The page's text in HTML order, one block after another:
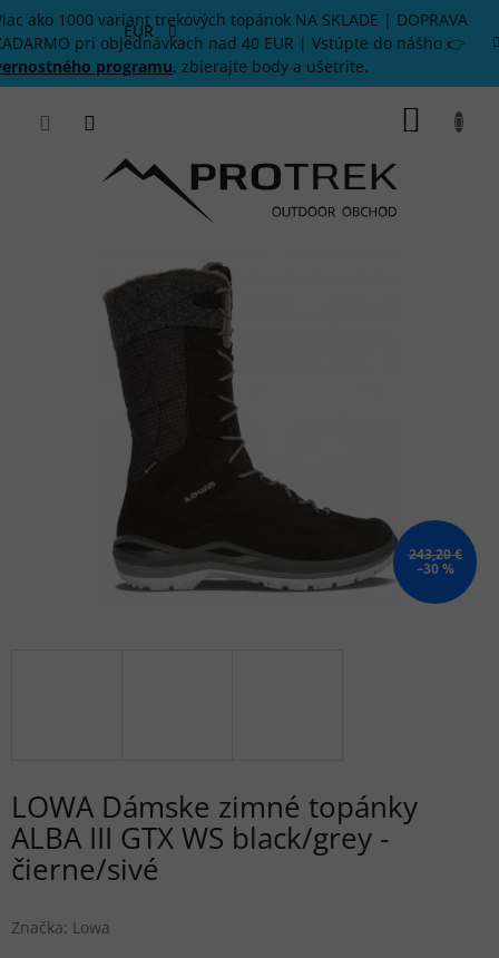
Prejsť
na
obsah
ako 1000 variant trekových topánok NA SKLADE | DOPRAVA
pri objednávkach nad 40 EUR | Vstúpte do nášho 👉
programu, zbierajte body a ušetrite.
EUR
243,20 €
–30 %
LOWA Dámske zimné topánky
ALBA III GTX WS black/grey -
čierne/sivé
Značka: Lowa